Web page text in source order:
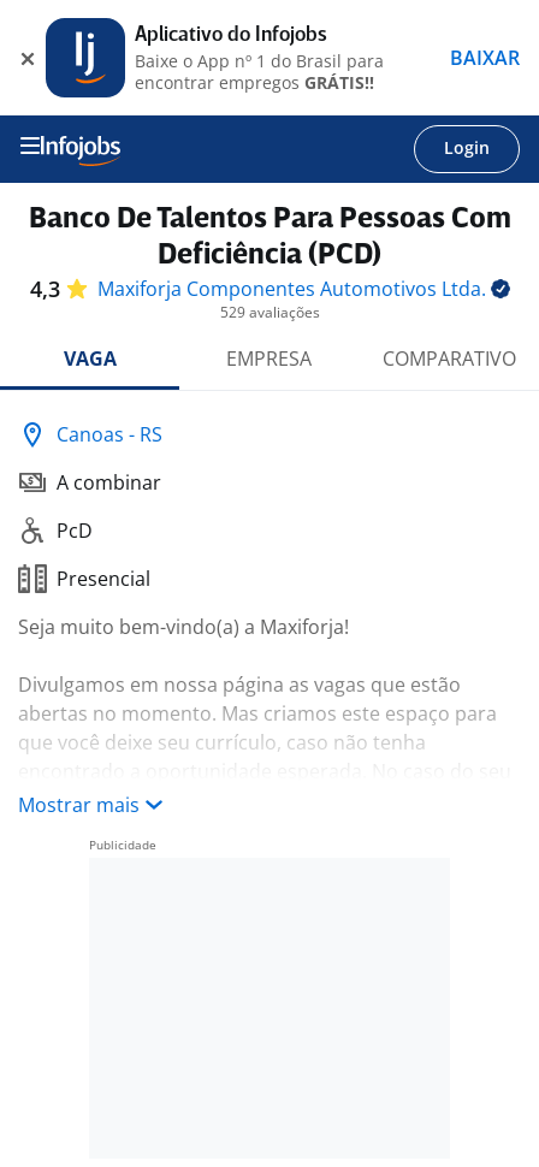
Login
Banco De Talentos Para Pessoas Com
Deficiência (PCD)
4,3 Maxiforja Componentes Automotivos Ltda.
529 avaliações
VAGA EMPRESA COMPARATIVO
Canoas - RS
A combinar
PcD
Presencial
Seja muito bem-vindo(a) a Maxiforja!
Divulgamos em nossa página as vagas que estão
abertas no momento. Mas criamos este espaço para
que você deixe seu currículo, caso não tenha
perfil corresponder com alguma oportunidade,
Benefícios:
Mostrar mais
Aplicativo do Infojobs
Baixe o App nº 1 do Brasil para
encontrar empregos GRÁTIS!!
BAIXAR